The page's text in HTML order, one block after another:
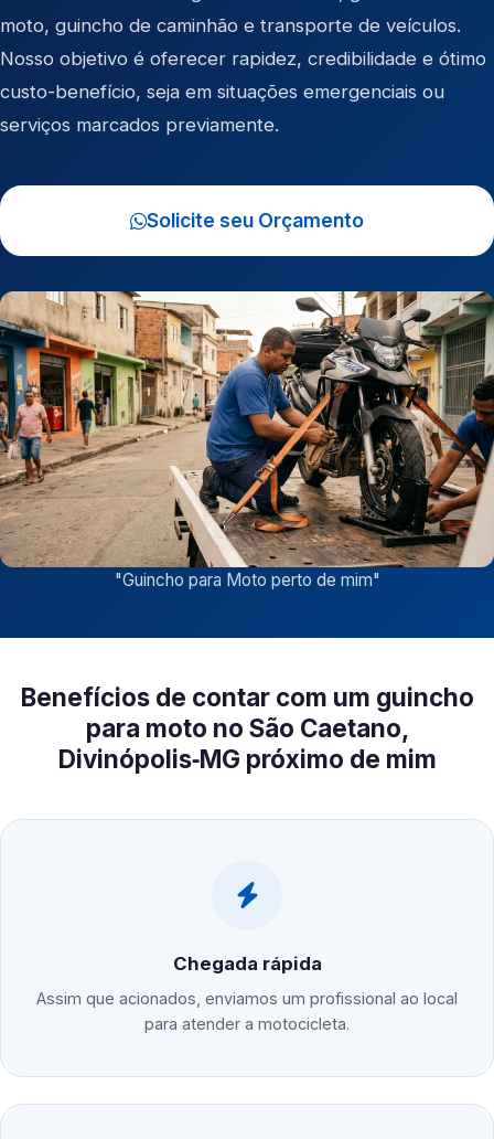
moto, guincho de caminhão e transporte de veículos.
Nosso objetivo é oferecer rapidez, credibilidade e ótimo
custo-benefício, seja em situações emergenciais ou
serviços marcados previamente.
Solicite seu Orçamento
"Guincho para Moto perto de mim"
Benefícios de contar com um guincho
para moto no São Caetano,
Divinópolis‑MG próximo de mim
Chegada rápida
Assim que acionados, enviamos um profissional ao local
para atender a motocicleta.